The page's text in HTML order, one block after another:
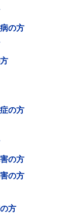
の方
の方
の方
の方
方